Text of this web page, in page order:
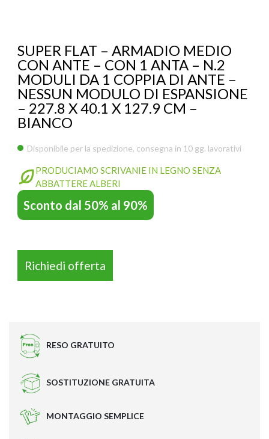
POCKET OFFICE
SCRIVANY
FASTOFFICE
ARREDI FIERE ED EVENTI
PARETI DIVISORIE PER UFFICIO
SUPER FLAT – ARMADIO MEDIO
CON ANTE – CON 1 ANTA – N.2
MODULI DA 1 COPPIA DI ANTE –
NESSUN MODULO DI ESPANSIONE
– 227.8 X 40.1 X 127.9 CM –
BIANCO
Disponibile per la spedizione, consegna in 10 gg. lavorativi
PRODUCIAMO SCRIVANIE IN LEGNO SENZA
ABBATTERE ALBERI
Sconto dal 50% al 90%
Richiedi offerta
RESO GRATUITO
SOSTITUZIONE GRATUITA
MONTAGGIO SEMPLICE